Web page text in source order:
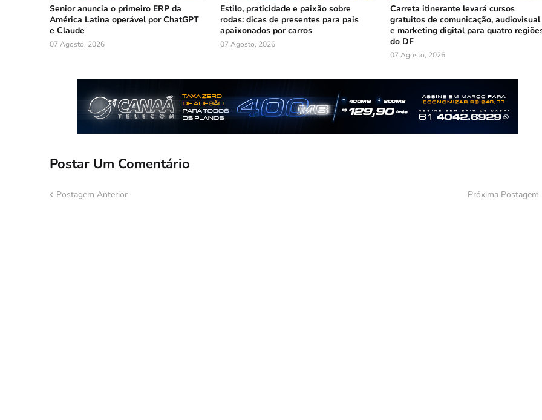
Senior anuncia o primeiro ERP da
América Latina operável por ChatGPT
e Claude
07 Agosto, 2026
Estilo, praticidade e paixão sobre
rodas: dicas de presentes para pais
apaixonados por carros
07 Agosto, 2026
Carreta itinerante levará cursos
gratuitos de comunicação, audiovisual
e marketing digital para quatro
do DF
07 Agosto, 2026
Postar Um Comentário
Postagem Anterior Próxima Postagem